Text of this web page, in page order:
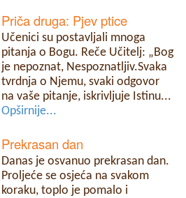
Priča druga: Pjev ptice
Učenici su postavljali mnoga
pitanja o Bogu. Reče Učitelj: „Bog
je nepoznat, Nespoznatljiv.Svaka
tvrdnja o Njemu, svaki odgovor
na vaše pitanje, iskrivljuje Istinu...
Opširnije...
Prekrasan dan
Danas je osvanuo prekrasan dan.
Proljeće se osjeća na svakom
koraku, toplo je pomalo i